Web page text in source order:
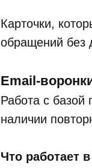
Карточки,
обращений без
Email-
Работа с базой
наличии
Что работает